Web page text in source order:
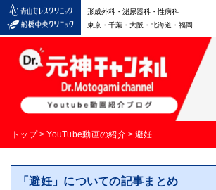
形成外科・泌尿器科・性病科
東京・千葉・大阪・北海道・福岡
トップ > YouTube動画の紹介 > 避妊
「避妊」についての記事まとめ